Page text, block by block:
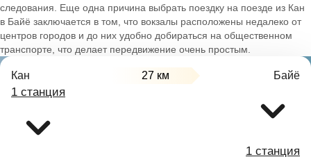
следования. Еще одна причина выбрать поездку на поезде из Кан
в Байё заключается в том, что вокзалы расположены недалеко от
центров городов и до них удобно добираться на общественном
транспорте, что делает передвижение очень простым.
Кан 27 км Байё
1 станция
1 станция